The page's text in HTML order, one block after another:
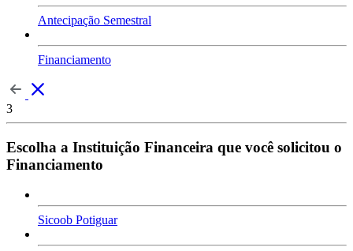
Antecipação Semestral
Financiamento
3
Escolha a Instituição Financeira que você solicitou o
Financiamento
Sicoob Potiguar